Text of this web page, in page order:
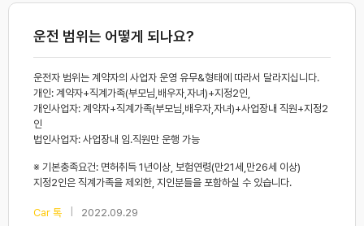
운전 범위는 어떻게 되나요?
운전자 범위는 계약자의 사업자 운영 유무&형태에 따라서 달라지십니다.
개인: 계약자+직계가족(부모님,배우자,자녀)+지정2인,
개인사업자: 계약자+직계가족(부모님,배우자,자녀)+사업장내 직원+지정2
인
법인사업자: 사업장내 임.직원만 운행 가능
※ 기본충족요건: 면허취득 1년이상, 보험연령(만21세,만26세 이상)
지정2인은 직계가족을 제외한, 지인분들을 포함하실 수 있습니다.
Car 톡 2022.09.29